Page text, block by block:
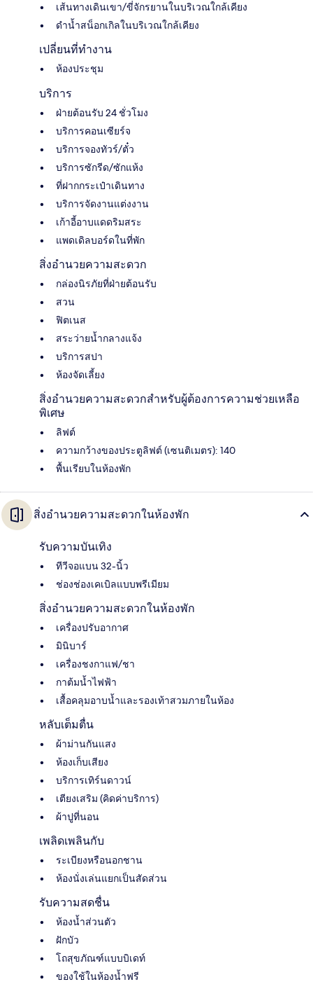
เส้นทางเดินเขา/ขี่จักรยานในบริเวณใกล้เคียง
ดำน้ำสน็อกเกิลในบริเวณใกล้เคียง
เปลี่ยนที่ทำงาน
ห้องประชุม
บริการ
ฝ่ายต้อนรับ 24 ชั่วโมง
บริการคอนเซียร์จ
บริการจองทัวร์/ตั๋ว
บริการซักรีด/ซักแห้ง
ที่ฝากกระเป๋าเดินทาง
บริการจัดงานแต่งงาน
เก้าอี้อาบแดดริมสระ
แพดเดิลบอร์ดในที่พัก
สิ่งอำนวยความสะดวก
กล่องนิรภัยที่ฝ่ายต้อนรับ
สวน
ฟิตเนส
สระว่ายน้ำกลางแจ้ง
บริการสปา
ห้องจัดเลี้ยง
สิ่งอำนวยความสะดวกสำหรับผู้ต้องการความช่วยเหลือ
พิเศษ
ลิฟต์
ความกว้างของประตูลิฟต์ (เซนติเมตร): 140
พื้นเรียบในห้องพัก
สิ่งอำนวยความสะดวกในห้องพัก
รับความบันเทิง
ทีวีจอแบน 32-นิ้ว
ช่องช่องเคเบิลแบบพรีเมียม
สิ่งอำนวยความสะดวกในห้องพัก
เครื่องปรับอากาศ
มินิบาร์
เครื่องชงกาแฟ/ชา
กาต้มน้ำไฟฟ้า
เสื้อคลุมอาบน้ำและรองเท้าสวมภายในห้อง
หลับเต็มตื่น
ผ้าม่านกันแสง
ห้องเก็บเสียง
บริการเทิร์นดาวน์
เตียงเสริม (คิดค่าบริการ)
ผ้าปูที่นอน
เพลิดเพลินกับ
ระเบียงหรือนอกชาน
ห้องนั่งเล่นแยกเป็นสัดส่วน
รับความสดชื่น
ห้องน้ำส่วนตัว
ฝักบัว
โถสุขภัณฑ์แบบบิเดท์
ของใช้ในห้องน้ำฟรี